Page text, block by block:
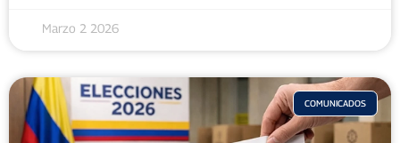
Marzo 2 2026
COMUNICADOS